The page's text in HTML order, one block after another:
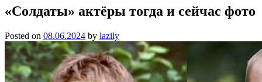
«Солдаты» актёры тогда и сейчас фото
Posted on 08.06.2024 by lazily